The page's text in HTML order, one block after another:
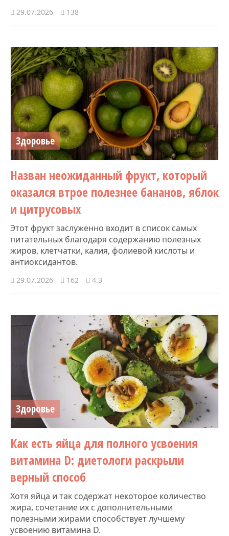
29.07.2026 138
Здоровье
Назван неожиданный фрукт, который
оказался втрое полезнее бананов, яблок
и цитрусовых
Этот фрукт заслуженно входит в список самых
питательных благодаря содержанию полезных
жиров, клетчатки, калия, фолиевой кислоты и
антиоксидантов.
29.07.2026 162 4.3
Здоровье
Как есть яйца для полного усвоения
витамина D: диетологи раскрыли
верный способ
Хотя яйца и так содержат некоторое количество
жира, сочетание их с дополнительными
полезными жирами способствует лучшему
усвоению витамина D.